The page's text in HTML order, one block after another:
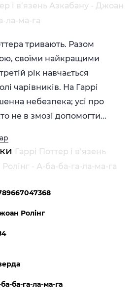
і в’язень Азкабану - Джоан
ла-ма-га
тривають. Разом
своїми найкращими
рік навчається
чарівників. На Гаррі
небезпека; усі про
не в змозі допомогти...
Гаррі Поттер і в’язень
- А-ба-ба-га-ла-ма-га
Ролінг
ба-га-ла-ма-га